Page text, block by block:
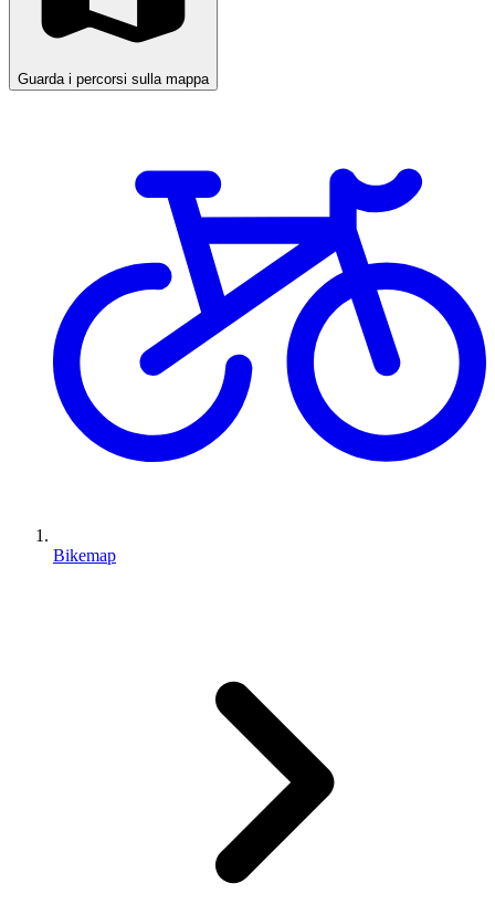
Guarda i percorsi sulla mappa
Bikemap